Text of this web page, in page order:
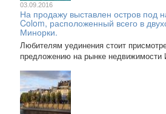
03.09.2016
На продажу выставлен остров под
Colom, расположенный всего в
Минорки.
Любителям уединения стоит
предложению на рынке недвижимости